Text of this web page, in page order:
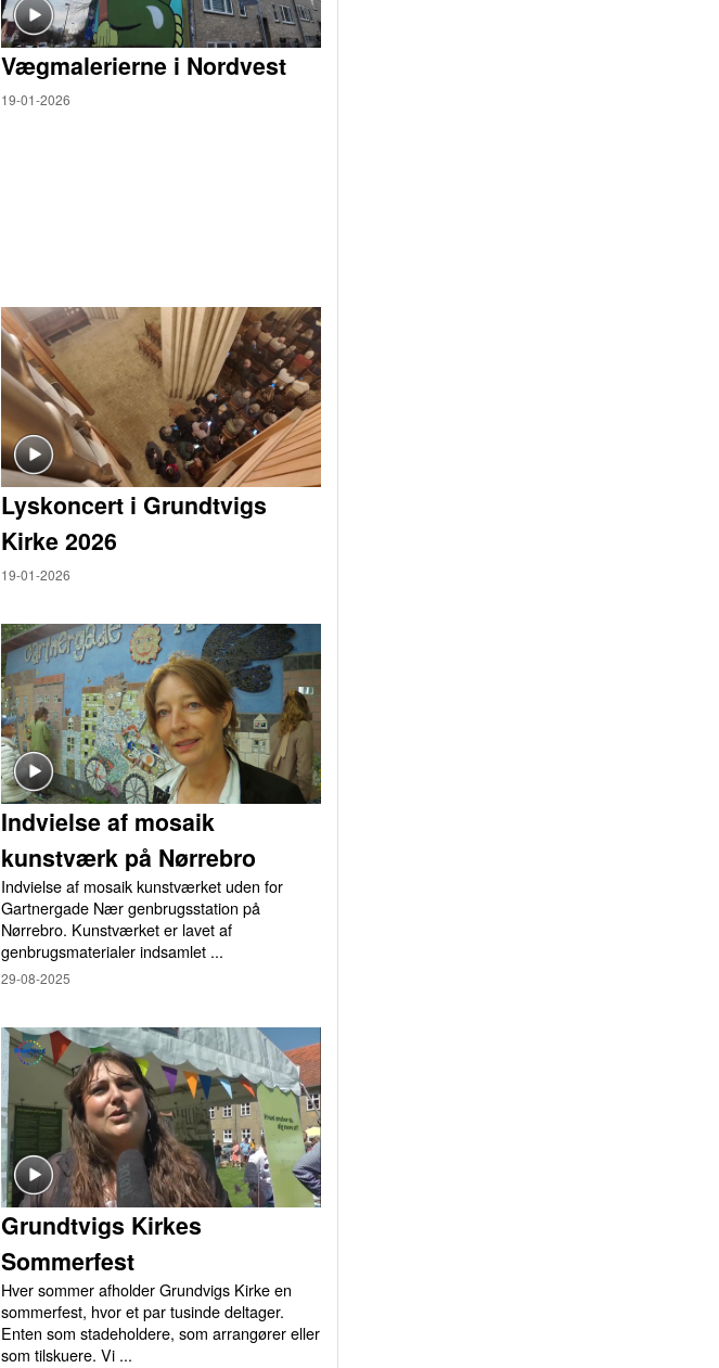
Vægmalerierne i Nordvest
19-01-2026
Lyskoncert i Grundtvigs
Kirke 2026
19-01-2026
Indvielse af mosaik
kunstværk på Nørrebro
Indvielse af mosaik kunstværket uden for
Gartnergade Nær genbrugsstation på
Nørrebro. Kunstværket er lavet af
genbrugsmaterialer indsamlet ...
29-08-2025
Grundtvigs Kirkes
Sommerfest
Hver sommer afholder Grundvigs Kirke en
sommerfest, hvor et par tusinde deltager.
Enten som stadeholdere, som arrangører eller
som tilskuere. Vi ...